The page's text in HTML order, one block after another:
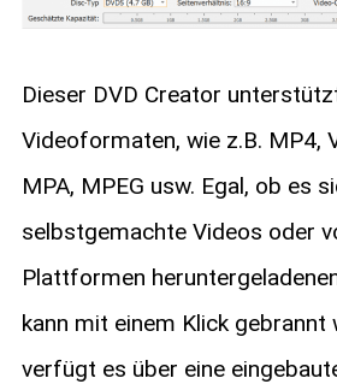
Dieser DVD Creator
Videoformaten, wie z.B. MP4,
MPA, MPEG usw. Egal, ob es
selbstgemachte Videos oder
Plattformen
kann mit einem Klick gebrannt
verfügt es über eine